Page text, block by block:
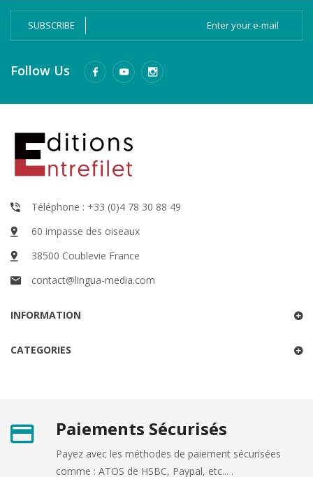
SUBSCRIBE
Follow Us
Téléphone : +33 (0)4 78 30 88 49
60 impasse des oiseaux
38500 Coublevie France
contact@lingua-media.com
INFORMATION
CATEGORIES
Paiements Sécurisés
Payez avec les méthodes de paiement sécurisées
comme : ATOS de HSBC, Paypal, etc... .